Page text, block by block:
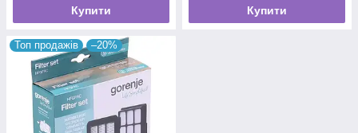
Купити Купити
Топ продажів –20%